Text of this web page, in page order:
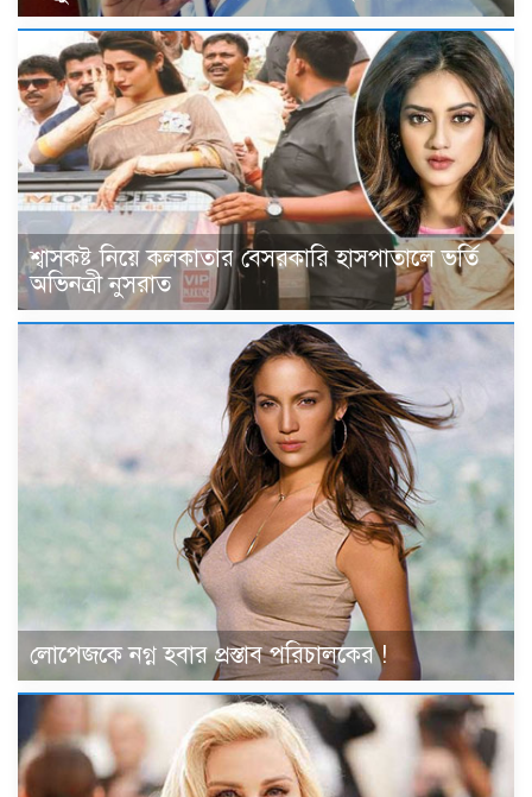
শ্বাসকষ্ট নিয়ে কলকাতার বেসরকারি হাসপাতালে ভর্তি
অভিনত্রী নুসরাত
লোপেজকে নগ্ন হবার প্রস্তাব পরিচালকের !